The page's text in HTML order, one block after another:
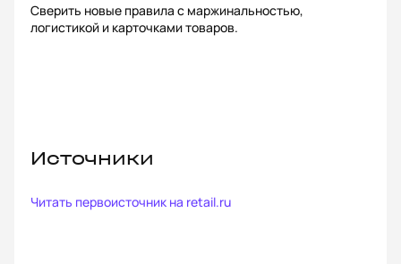
Сверить новые правила с маржинальностью,
логистикой и карточками товаров.
Источники
Читать первоисточник на retail.ru